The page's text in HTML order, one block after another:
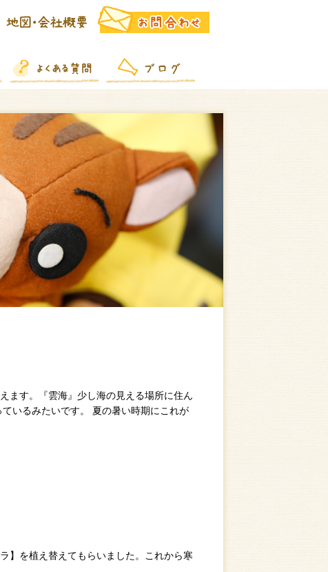
ます。『雲海』少し海の見える場所に住ん
いるみたいです。 夏の暑い時期にこれが
】を植え替えてもらいました。これから寒